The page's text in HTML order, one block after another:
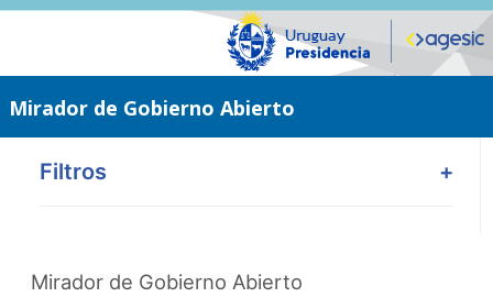
Saltar
Mirador de Gobierno Abierto
Filtros +
Mirador de Gobierno Abierto